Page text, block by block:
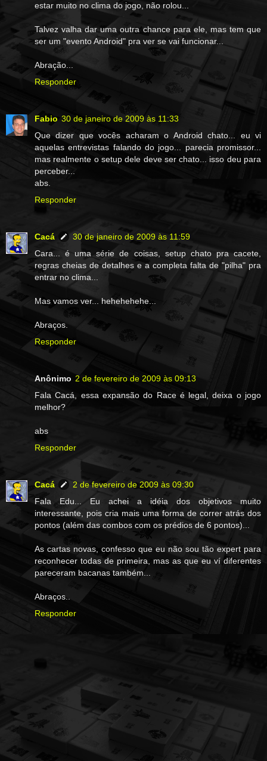
estar muito no clima do jogo, não rolou...
Talvez valha dar uma outra chance para ele, mas tem que
ser um "evento Android" pra ver se vai funcionar...
Abração...
Responder
Fabio 30 de janeiro de 2009 às 11:33
Que dizer que vocês acharam o Android chato... eu vi
aquelas entrevistas falando do jogo... parecia promissor...
mas realmente o setup dele deve ser chato... isso deu para
perceber...
abs.
Responder
Cacá
30 de janeiro de 2009 às 11:59
Cara... é uma série de coisas, setup chato pra cacete,
regras cheias de detalhes e a completa falta de "pilha" pra
entrar no clima...
Mas vamos ver... hehehehehe...
Abraços.
Responder
Anônimo 2 de fevereiro de 2009 às 09:13
Fala Cacá, essa expansão do Race é legal, deixa o jogo
melhor?
abs
Responder
Cacá
2 de fevereiro de 2009 às 09:30
Fala Edu... Eu achei a idéia dos objetivos muito
interessante, pois cria mais uma forma de correr atrás dos
pontos (além das combos com os prédios de 6 pontos)...
As cartas novas, confesso que eu não sou tão expert para
reconhecer todas de primeira, mas as que eu ví diferentes
pareceram bacanas também...
Abraços..
Responder